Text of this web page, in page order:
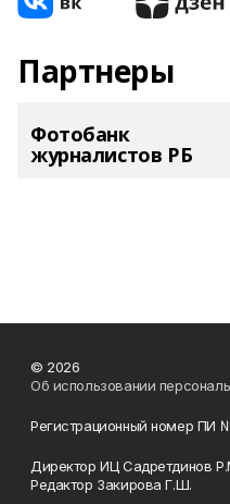
Партнеры
Фотобанк
журналистов РБ
© 2026
Об использовании
Регистрационный номер ПИ
Директор ИЦ Садретдинов
Редактор Закирова Г.Ш.